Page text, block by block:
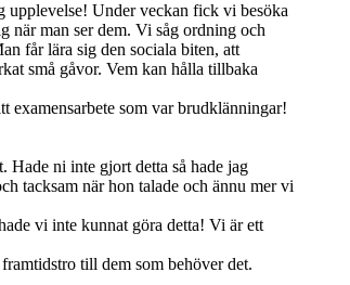
upplevelse! Under veckan fick vi besöka
när man ser dem. Vi såg ordning och
får lära sig den sociala biten, att
små gåvor. Vem kan hålla tillbaka
examensarbete som var brudklänningar!
Hade ni inte gjort detta så hade jag
tacksam när hon talade och ännu mer vi
vi inte kunnat göra detta! Vi är ett
till dem som behöver det.